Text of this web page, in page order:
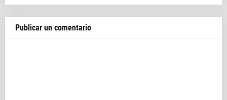
Publicar un comentario